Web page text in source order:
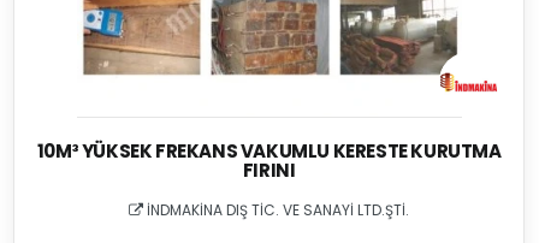
10M³ YÜKSEK FREKANS VAKUMLU KERESTE KURUTMA
FIRINI
İNDMAKİNA DIŞ TİC. VE SANAYİ LTD.ŞTİ.